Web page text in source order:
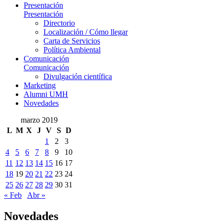
Presentación
Presentación
Directorio
Localización / Cómo llegar
Carta de Servicios
Política Ambiental
Comunicación
Comunicación
Divulgación científica
Marketing
Alumni UMH
Novedades
marzo 2019
L M X J V S D
1
2
3
4
5 6 7 8 9
10
11 12 13 14 15 16 17
18 19 20 21 22 23 24
25 26 27 28 29 30 31
« Feb
Abr »
Novedades